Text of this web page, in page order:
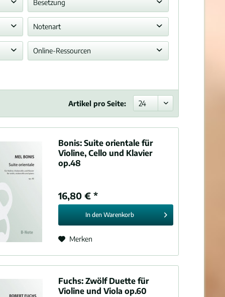
Besetzung
Orgel
Violine, Klavier
Orgel, Violine
Klavier
Streichquartett
Kammerorchester
Streichorchester
Klaviertrio
Klavierquartett
Klarinette
Querflöte
Violoncello
Streichsextett
Notenart
Spielnoten
Partitur
Klavierauszug
Partitur und Stimmen
Online-Ressourcen
Youtube-Video
Artikel pro Seite:
Bonis:Suite orientale für
Violine, Cello und Klavier
op.48
16,80 € *
In den Warenkorb
Merken
Fuchs:Zwölf Duette für
Violine und Viola op.60